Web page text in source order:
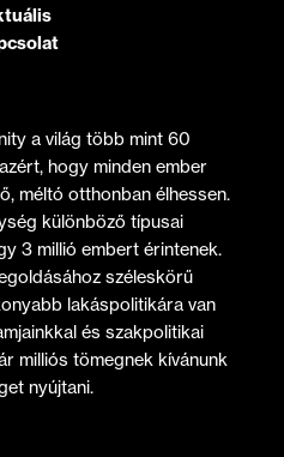
a világ több mint 60
hogy minden ember
méltó otthonban élhessen.
különböző típusai
3 millió embert érintenek.
széleskörű
lakáspolitikára van
és szakpolitikai
milliós tömegnek kívánunk
nyújtani.